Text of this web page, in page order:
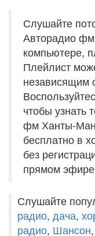
Слушайте
Авторадио
компьютере,
Плейлист
независящим
чтобы узнать
фм Ханты-
бесплатно в
без
прямом
Слушайте
радио, дача,
радио, Шансон,